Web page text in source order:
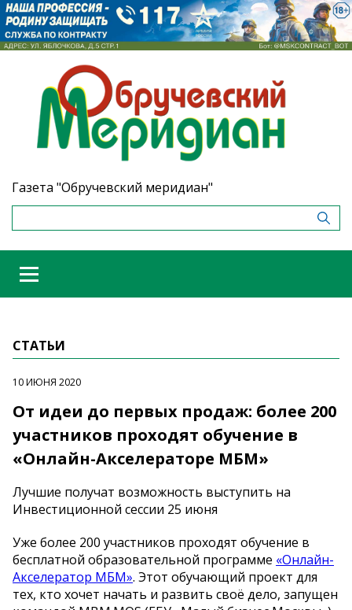
Газета "Обручевский меридиан"
СТАТЬИ
10 ИЮНЯ 2020
От идеи до первых продаж: более 200
участников проходят обучение в
«Онлайн-Акселераторе МБМ»
Лучшие получат возможность выступить на
Инвестиционной сессии 25 июня
Уже более 200 участников проходят обучение в
бесплатной образовательной программе «Онлайн-
Акселератор МБМ». Этот обучающий проект для
тех, кто хочет начать и развить своё дело, запущен